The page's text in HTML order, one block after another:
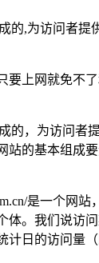
,为访问者提
网就免不
，为访问者
的基本组成
是一个网站
。我们说
日的访问量（